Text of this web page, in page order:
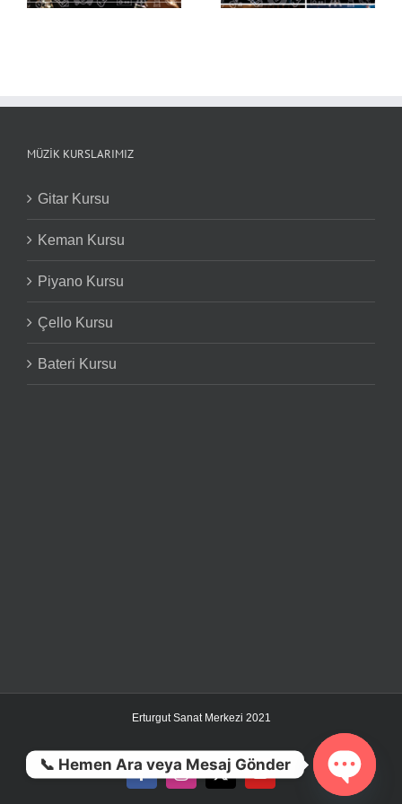
MÜZIK KURSLARIMIZ
Gitar Kursu
Keman Kursu
Piyano Kursu
Çello Kursu
Bateri Kursu
Erturgut Sanat Merkezi 2021
FacebookInstagram
X YouTube
📞 Hemen Ara veya Mesaj Gönder